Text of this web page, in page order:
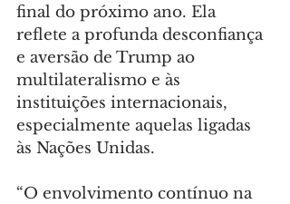
final do próximo ano. Ela
reflete a profunda desconfiança
e aversão de Trump ao
multilateralismo e às
instituições internacionais,
especialmente aquelas ligadas
às Nações Unidas.
“O envolvimento contínuo na